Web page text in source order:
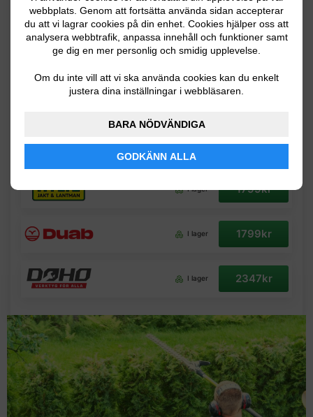
webbplats. Genom att fortsätta använda sidan accepterar
du att vi lagrar cookies på din enhet. Cookies hjälper oss att
analysera webbtrafik, anpassa innehåll och funktioner samt
ge dig en mer personlig och smidig upplevelse.
Om du inte vill att vi ska använda cookies kan du enkelt
justera dina inställningar i webbläsaren.
BARA NÖDVÄNDIGA
GODKÄNN ALLA
som har en räckvidd på upp till 2,3 meter. Klipphuvudet
kan justeras i fyra olika positioner, vilket ger dig goda
möjligheter till en flexibel användning. Svärdet är 45
Grenkapaciteten ligger på 18 millimeter. Häcksaxen
levereras även med en bärsele.
Se priser på Ryobi One+ OPT1845
I lager 1799kr
I lager 1799kr
I lager 2347kr